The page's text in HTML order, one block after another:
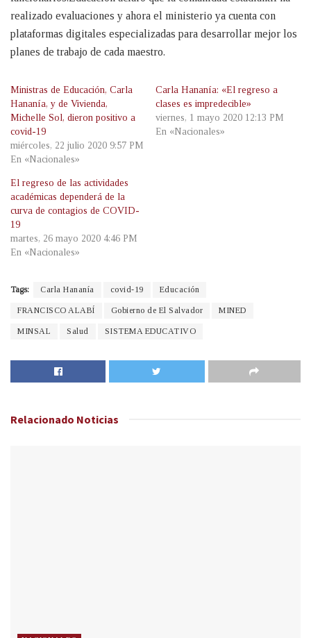
realizado evaluaciones y ahora el ministerio ya cuenta con
plataformas digitales especializadas para desarrollar mejor los
planes de trabajo de cada maestro.
Ministras de Educación, Carla
Hananía, y de Vivienda,
Michelle Sol, dieron positivo a
covid-19
miércoles, 22 julio 2020 9:57 PM
En «Nacionales»
Carla Hananía: «El regreso a
clases es impredecible»
viernes, 1 mayo 2020 12:13 PM
En «Nacionales»
El regreso de las actividades
académicas dependerá de la
curva de contagios de COVID-
19
martes, 26 mayo 2020 4:46 PM
En «Nacionales»
Tags: Carla Hananía covid-19 Educación
FRANCISCO ALABÍ Gobierno de El Salvador MINED
MINSAL Salud SISTEMA EDUCATIVO
Relacionado Noticias